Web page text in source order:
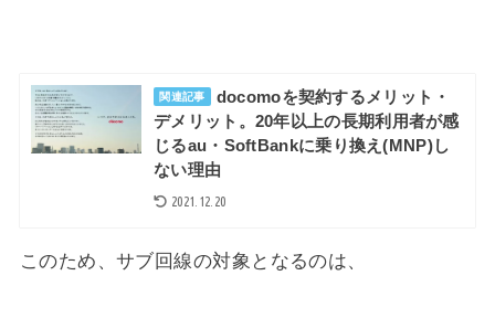
関連記事
docomoを契約するメリット・
デメリット。20年以上の長期利用者が感
じるau・SoftBankに乗り換え(MNP)し
ない理由
2021.12.20
このため、サブ回線の対象となるのは、